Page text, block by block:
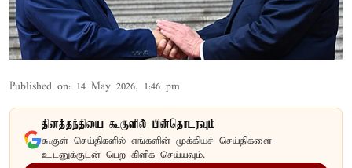
Published on: 14 May 2026, 1:46 pm
தினத்தந்தியை கூகுளில் பின்தொடரவும்
கூகுள் செய்திகளில் எங்களின் முக்கியச் செய்திகளை
உடனுக்குடன் பெற கிளிக் செய்யவும்.